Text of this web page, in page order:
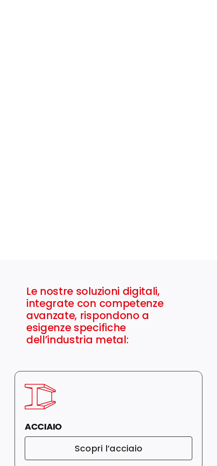
Le nostre soluzioni digitali,
integrate con competenze
avanzate, rispondono a
esigenze specifiche
dell’industria metal:
ACCIAIO
Scopri l’acciaio